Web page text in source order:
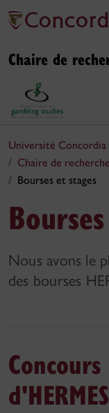
Chaire de
Université Concordia
Chaire de
Bourses et stages
Nous avons le
des bourses